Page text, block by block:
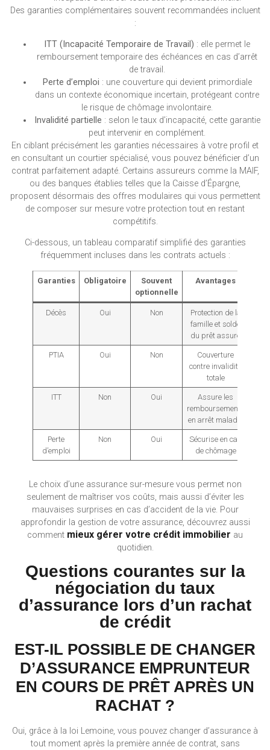
Des garanties complémentaires souvent recommandées incluent
:
ITT (Incapacité Temporaire de Travail) : elle permet le
remboursement temporaire des échéances en cas d’arrêt
de travail.
Perte d’emploi : une couverture qui devient primordiale
dans un contexte économique incertain, protégeant contre
le risque de chômage involontaire.
Invalidité partielle : selon le taux d’incapacité, cette garantie
peut intervenir en complément.
En ciblant précisément les garanties nécessaires à votre profil et
en consultant un courtier spécialisé, vous pouvez bénéficier d’un
contrat parfaitement adapté. Certains assureurs comme la MAIF,
ou des banques établies telles que la Caisse d’Épargne,
proposent désormais des offres modulaires qui vous permettent
de composer sur mesure votre protection tout en restant
compétitifs.
Ci-dessous, un tableau comparatif simplifié des garanties
fréquemment incluses dans les contrats actuels :
Garanties Obligatoire
Souvent
optionnelle
Avantages
Décès Oui Non
Protection de la
famille et solde
du prêt assuré
PTIA Oui Non
Couverture
contre invalidité
totale
ITT Non Oui
Assure les
remboursements
en arrêt maladie
Perte
d’emploi
Non Oui
Sécurise en cas
de chômage
Le choix d’une assurance sur-mesure vous permet non
seulement de maîtriser vos coûts, mais aussi d’éviter les
mauvaises surprises en cas d’accident de la vie. Pour
approfondir la gestion de votre assurance, découvrez aussi
comment mieux gérer votre crédit immobilier au
quotidien.
Questions courantes sur la
négociation du taux
d’assurance lors d’un rachat
de crédit
EST-IL POSSIBLE DE CHANGER
D’ASSURANCE EMPRUNTEUR
EN COURS DE PRÊT APRÈS UN
RACHAT ?
Oui, grâce à la loi Lemoine, vous pouvez changer d’assurance à
tout moment après la première année de contrat, sans